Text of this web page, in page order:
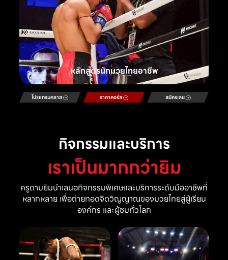
หลักสูตรนักมวยไทยอาชีพ
โปรแกรมคลาส ราคาคอร์ส สมัครเลย
กิจกรรมและบริการ
เราเป็นมากกว่ายิม
ครูดามยิมนำเสนอกิจกรรมพิเศษและบริการระดับมืออาชีพที่
หลากหลาย เพื่อถ่ายทอดจิตวิญญาณของมวยไทยสู่ผู้เรียน
องค์กร และผู้ชมทั่วโลก